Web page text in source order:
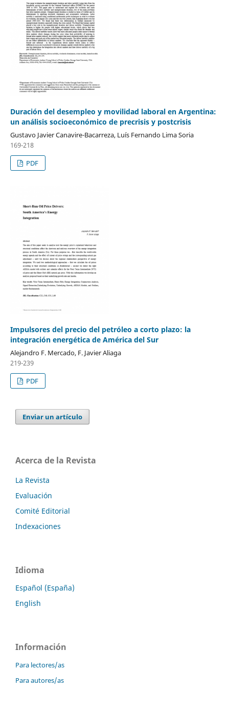
Duración del desempleo y movilidad laboral en Argentina:
un análisis socioeconómico de precrisis y postcrisis
Gustavo Javier Canavire-Bacarreza, Luís Fernando Lima Soria
169-218
PDF
Impulsores del precio del petróleo a corto plazo: la
integración energética de América del Sur
Alejandro F. Mercado, F. Javier Aliaga
219-239
PDF
Enviar un artículo
Acerca de la Revista
La Revista
Evaluación
Comité Editorial
Indexaciones
Idioma
Español (España)
English
Información
Para lectores/as
Para autores/as